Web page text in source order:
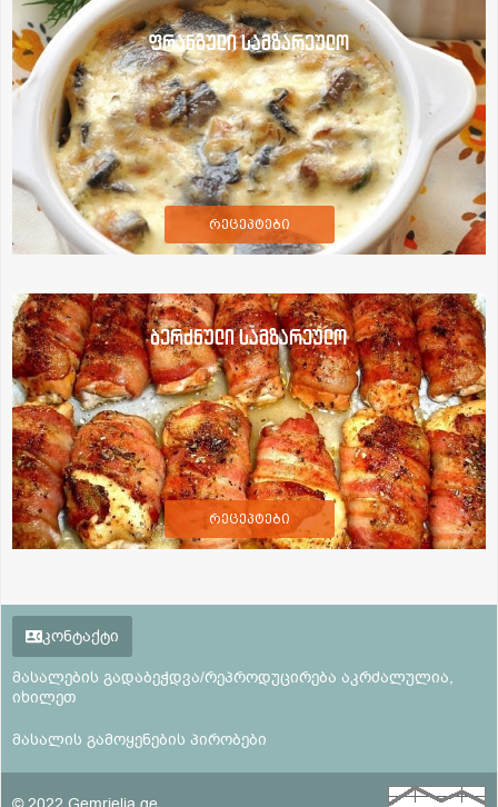
ფრანგული სამზარეულო
რეცეპტები
ბერძნული სამზარეულო
რეცეპტები
კონტაქტი
მასალების გადაბეჭდვა/რეპროდუცირება აკრძალულია,
იხილეთ
მასალის გამოყენების პირობები